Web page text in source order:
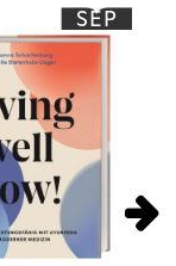
SEP